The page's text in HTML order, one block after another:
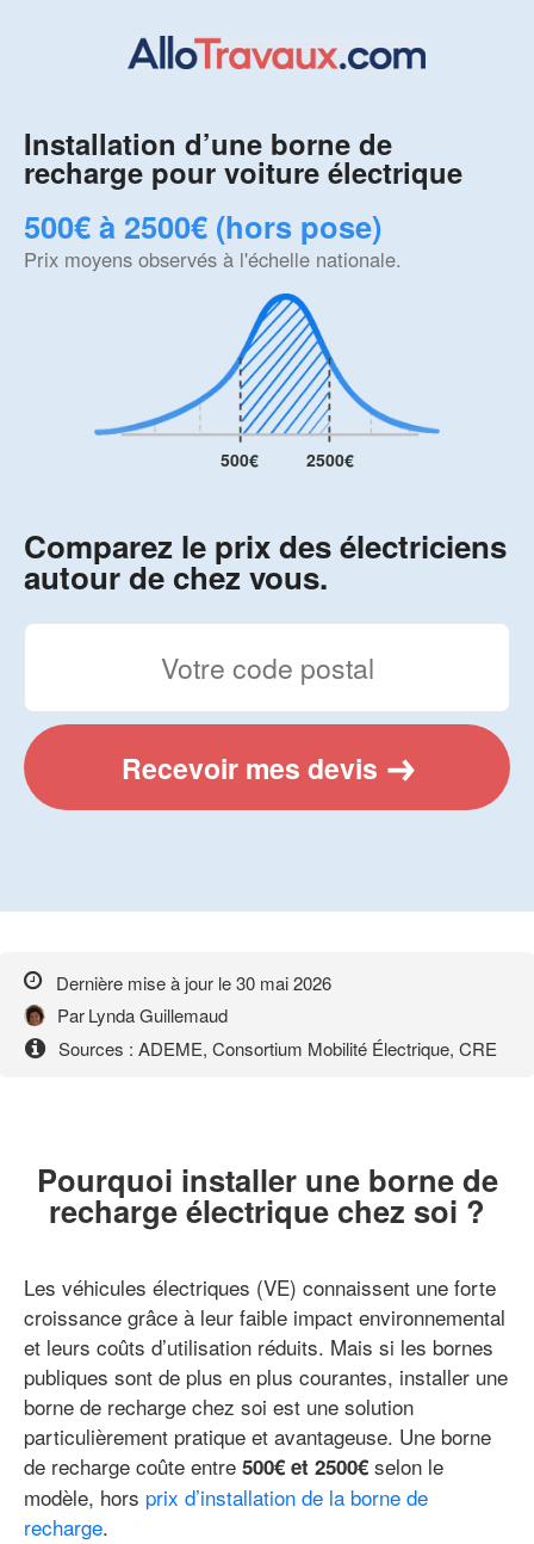
Installation d’une borne de
recharge pour voiture électrique
500€ à 2500€ (hors pose)
Prix moyens observés à l'échelle nationale.
500€ 2500€
Comparez le prix des électriciens
autour de chez vous.
Recevoir mes devis
Dernière mise à jour le30 mai 2026
ParLynda Guillemaud
Sources : ADEME, Consortium Mobilité Électrique, CRE
Pourquoi installer une borne de
recharge électrique chez soi ?
Les véhicules électriques (VE) connaissent une forte
croissance grâce à leur faible impact environnemental
et leurs coûts d’utilisation réduits. Mais si les bornes
publiques sont de plus en plus courantes, installer une
borne de recharge chez soi est une solution
particulièrement pratique et avantageuse. Une borne
de recharge coûte entre 500€ et 2500€ selon le
modèle, hors prix d’installation de la borne de
recharge.